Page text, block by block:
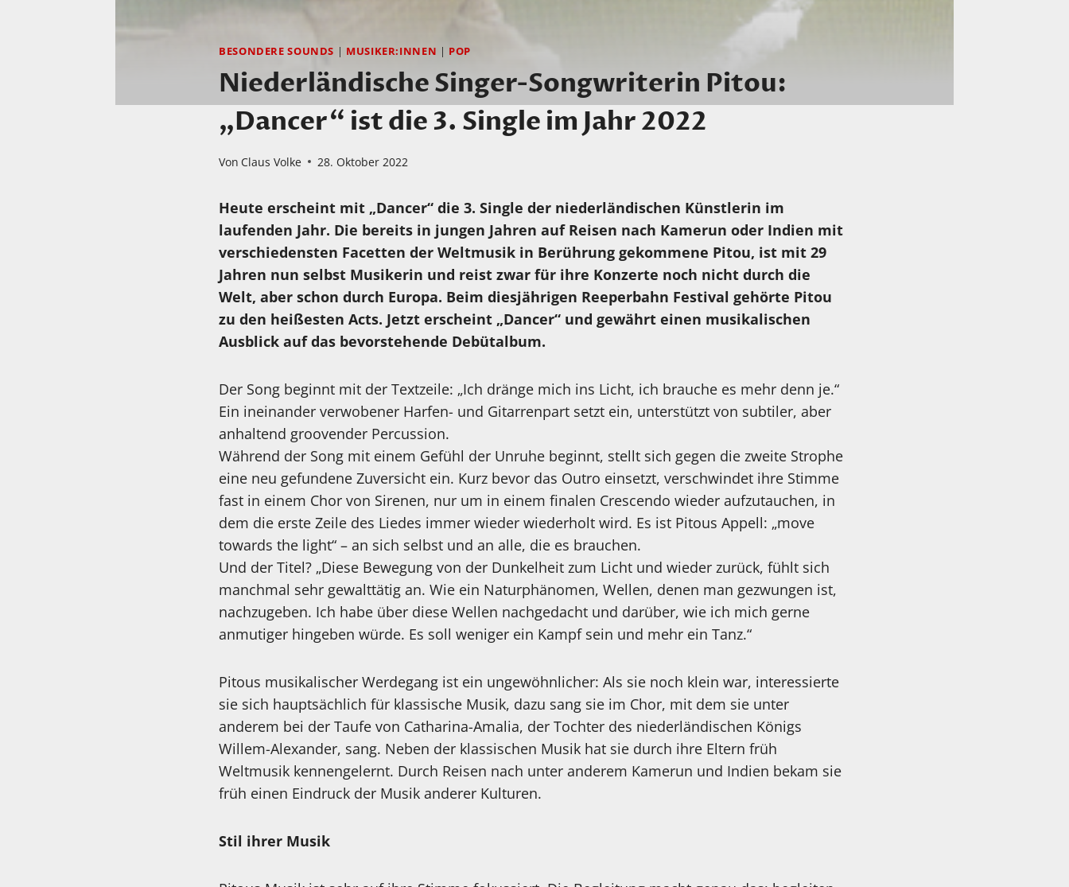
BESONDERE SOUNDS | MUSIKER:INNEN | POP
Niederländische Singer-Songwriterin Pitou:
„Dancer“ ist die 3. Single im Jahr 2022
Von Claus Volke 28. Oktober 2022
Heute erscheint mit „Dancer“ die 3. Single der niederländischen Künstlerin im
laufenden Jahr. Die bereits in jungen Jahren auf Reisen nach Kamerun oder Indien mit
verschiedensten Facetten der Weltmusik in Berührung gekommene Pitou, ist mit 29
Jahren nun selbst Musikerin und reist zwar für ihre Konzerte noch nicht durch die
Welt, aber schon durch Europa. Beim diesjährigen Reeperbahn Festival gehörte Pitou
zu den heißesten Acts. Jetzt erscheint „Dancer“ und gewährt einen musikalischen
Ausblick auf das bevorstehende Debütalbum.
Der Song beginnt mit der Textzeile: „Ich dränge mich ins Licht, ich brauche es mehr denn je.“
Ein ineinander verwobener Harfen- und Gitarrenpart setzt ein, unterstützt von subtiler, aber
anhaltend groovender Percussion.
Während der Song mit einem Gefühl der Unruhe beginnt, stellt sich gegen die zweite Strophe
eine neu gefundene Zuversicht ein. Kurz bevor das Outro einsetzt, verschwindet ihre Stimme
fast in einem Chor von Sirenen, nur um in einem finalen Crescendo wieder aufzutauchen, in
dem die erste Zeile des Liedes immer wieder wiederholt wird. Es ist Pitous Appell: „move
towards the light“ – an sich selbst und an alle, die es brauchen.
Und der Titel? „Diese Bewegung von der Dunkelheit zum Licht und wieder zurück, fühlt sich
manchmal sehr gewalttätig an. Wie ein Naturphänomen, Wellen, denen man gezwungen ist,
nachzugeben. Ich habe über diese Wellen nachgedacht und darüber, wie ich mich gerne
anmutiger hingeben würde. Es soll weniger ein Kampf sein und mehr ein Tanz.“
Pitous musikalischer Werdegang ist ein ungewöhnlicher: Als sie noch klein war, interessierte
sie sich hauptsächlich für klassische Musik, dazu sang sie im Chor, mit dem sie unter
anderem bei der Taufe von Catharina-Amalia, der Tochter des niederländischen Königs
Willem-Alexander, sang. Neben der klassischen Musik hat sie durch ihre Eltern früh
Weltmusik kennengelernt. Durch Reisen nach unter anderem Kamerun und Indien bekam sie
früh einen Eindruck der Musik anderer Kulturen.
Stil ihrer Musik